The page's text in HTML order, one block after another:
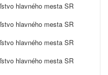
hlavného mesta SR
hlavného mesta SR
hlavného mesta SR
hlavného mesta SR